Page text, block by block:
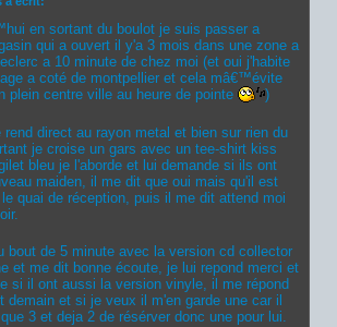
en sortant du boulot je suis passer a
qui a ouvert il y'a 3 mois dans une zone a
a 10 minute de chez moi (et oui j'habite
a coté de montpellier et cela mâ€™évite
plein centre ville au heure de pointe
)
rend direct au rayon metal et bien sur rien du
je croise un gars avec un tee-shirt kiss
bleu je l'aborde et lui demande si ils ont
maiden, il me dit que oui mais qu'il est
quai de réception, puis il me dit attend moi
bout de 5 minute avec la version cd collector
et me dit bonne écoute, je lui repond merci et
si il ont aussi la version vinyle, il me répond
demain et si je veux il m'en garde une car il
3 et deja 2 de résérver donc une pour lui.